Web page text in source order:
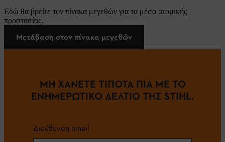
Εδώ θα βρείτε τον πίνακα μεγεθών για τα μέσα ατομικής
προστασίας.
Μετάβαση στον πίνακα μεγεθών
ΜΗ ΧΑΝΕΤΕ ΤΙΠΟΤΑ ΠΙΑ ΜΕ ΤΟ
ΕΝΗΜΕΡΩΤΙΚΟ ΔΕΛΤΙΟ ΤΗΣ STIHL.
Διεύθυνση email